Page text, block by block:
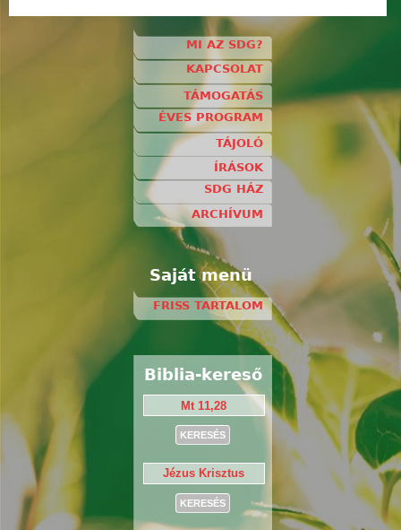
MI AZ SDG?
KAPCSOLAT
TÁMOGATÁS
ÉVES PROGRAM
TÁJOLÓ
ÍRÁSOK
SDG HÁZ
ARCHÍVUM
Saját menü
FRISS TARTALOM
Biblia-kereső